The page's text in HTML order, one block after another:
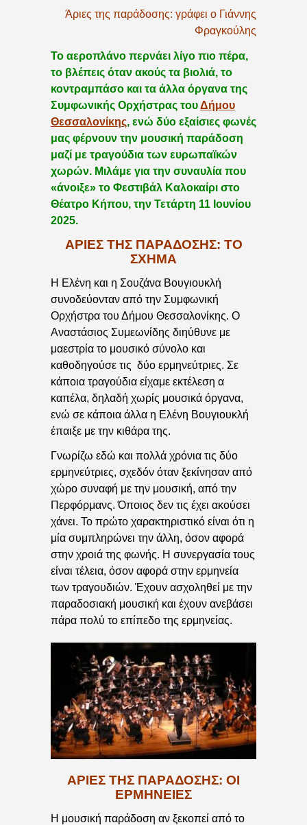
Άριες της παράδοσης: γράφει ο Γιάννης
Φραγκούλης
Το αεροπλάνο περνάει λίγο πιο πέρα,
το βλέπεις όταν ακούς τα βιολιά, το
κοντραμπάσο και τα άλλα όργανα της
Συμφωνικής Ορχήστρας τουΔήμου
Θεσσαλονίκης, ενώ δύο εξαίσιες φωνές
μας φέρνουν την μουσική παράδοση
μαζί με τραγούδια των ευρωπαϊκών
χωρών. Μιλάμε για την συναυλία που
«άνοιξε» το Φεστιβάλ Καλοκαίρι στο
Θέατρο Κήπου, την Τετάρτη 11 Ιουνίου
2025.
ΆΡΙΕΣ ΤΗΣ ΠΑΡΆΔΟΣΗΣ: ΤΟ
ΣΧΉΜΑ
Η Ελένη και η Σουζάνα Βουγιουκλή
συνοδεύονταν από την Συμφωνική
Ορχήστρα του Δήμου Θεσσαλονίκης. Ο
Αναστάσιος Συμεωνίδης διηύθυνε με
μαεστρία το μουσικό σύνολο και
καθοδηγούσε τις δύο ερμηνεύτριες. Σε
κάποια τραγούδια είχαμε εκτέλεση α
καπέλα, δηλαδή χωρίς μουσικά όργανα,
ενώ σε κάποια άλλα η Ελένη Βουγιουκλή
έπαιξε με την κιθάρα της.
Γνωρίζω εδώ και πολλά χρόνια τις δύο
ερμηνεύτριες, σχεδόν όταν ξεκίνησαν από
χώρο συναφή με την μουσική, από την
Περφόρμανς. Όποιος δεν τις έχει ακούσει
χάνει. Το πρώτο χαρακτηριστικό είναι ότι η
μία συμπληρώνει την άλλη, όσον αφορά
στην χροιά της φωνής. Η συνεργασία τους
είναι τέλεια, όσον αφορά στην ερμηνεία
των τραγουδιών. Έχουν ασχοληθεί με την
παραδοσιακή μουσική και έχουν ανεβάσει
πάρα πολύ το επίπεδο της ερμηνείας.
ΆΡΙΕΣ ΤΗΣ ΠΑΡΆΔΟΣΗΣ: ΟΙ
ΕΡΜΗΝΕΊΕΣ
Η μουσική παράδοση αν ξεκοπεί από το